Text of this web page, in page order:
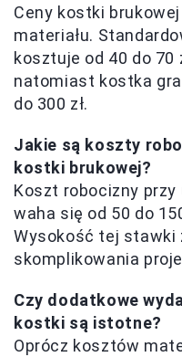
Ceny kostki
materiału.
kosztuje od 40 do 70
natomiast kostka
do 300 zł.
Jakie są koszty
kostki brukowej?
Koszt robocizny przy
waha się od 50 do
Wysokość tej stawki
skomplikowania
Czy dodatkowe
kostki są istotne?
Oprócz kosztów